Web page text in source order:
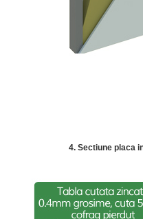
4. Sectiune placa